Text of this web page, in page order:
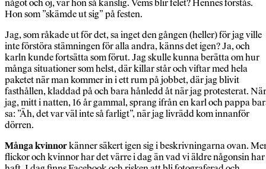
något och oj, var hon så känslig. Vems blir felet? Hennes förstås.
Hon som ”skämde ut sig” på festen.
Jag, som råkade ut för det, sa inget den gången (heller) för jag ville
inte förstöra stämningen för alla andra, känns det igen? Ja, och
karln kunde fortsätta som förut. Jag skulle kunna berätta om hur
många situationer som helst, där killar står och viftar med hela
paketet när man kommer in i ett rum på jobbet, där jag blivit
fasthållen, kladdad på och bara hånledd åt när jag protesterat. När
jag, mitt i natten, 16 år gammal, sprang ifrån en karl och pappa
sa: ”Äh, det var väl inte så farligt”, när jag livrädd kom innanför
dörren.
Många kvinnorkänner säkert igen sig i beskrivningarna ovan.
flickor och kvinnor har det värre i dag än vad vi äldre någonsin har